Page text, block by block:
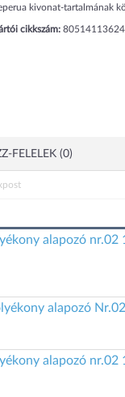
kivonat-tartalmának
cikkszám:
FELELEK (0)
alapozó nr.02
alapozó
alapozó nr.02